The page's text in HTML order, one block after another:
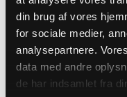
din brug af vores
for sociale medier,
analysepartnere.
data med andre
de har indsamlet fra
Din kærlighed til
svigter aldrig.
Amen.
(frére Roger, Taizé)